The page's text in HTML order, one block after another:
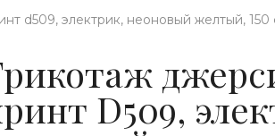
d509, электрик, неоновый желтый, 150
D509,